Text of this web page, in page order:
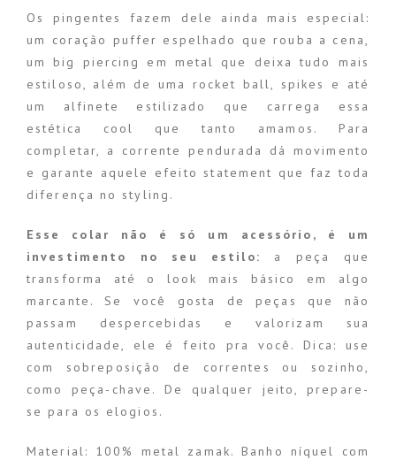
Os pingentes fazem dele ainda mais especial:
um coração puffer espelhado que rouba a cena,
um big piercing em metal que deixa tudo mais
estiloso, além de uma rocket ball, spikes e até
um alfinete estilizado que carrega essa
estética cool que tanto amamos. Para
completar, a corrente pendurada dá movimento
e garante aquele efeito statement que faz toda
diferença no styling.
Esse colar não é só um acessório, é um
investimento no seu estilo: a peça que
transforma até o look mais básico em algo
marcante. Se você gosta de peças que não
passam despercebidas e valorizam sua
autenticidade, ele é feito pra você. Dica: use
com sobreposição de correntes ou sozinho,
como peça-chave. De qualquer jeito, prepare-
se para os elogios.
Material: 100% metal zamak. Banho níquel com